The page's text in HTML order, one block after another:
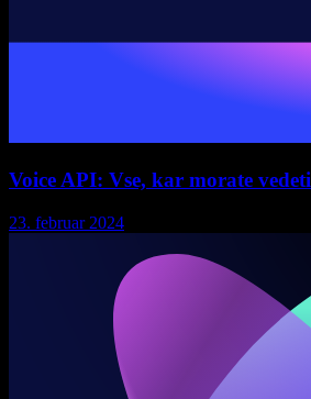
Voice API: Vse, kar morate vedeti
23. februar 2024